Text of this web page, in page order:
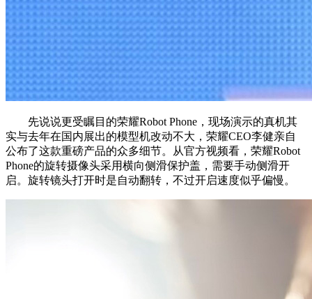
先说说更受瞩目的荣耀Robot Phone，现场演示的真机其
实与去年在国内展出的模型机改动不大，荣耀CEO李健亲自
公布了这款重磅产品的众多细节。从官方视频看，荣耀Robot
Phone的旋转摄像头采用横向侧滑保护盖，需要手动侧滑开
启。旋转镜头打开时是自动翻转，不过开启速度似乎偏慢。